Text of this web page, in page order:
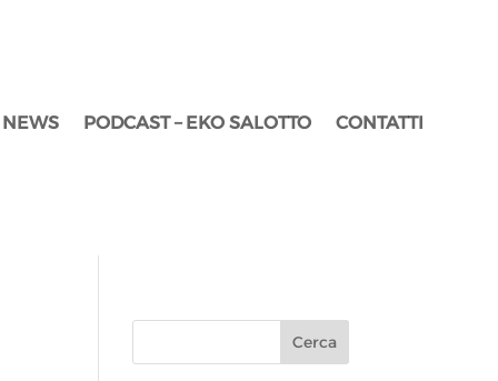
NEWS PODCAST – EKO SALOTTO CONTATTI
Cerca